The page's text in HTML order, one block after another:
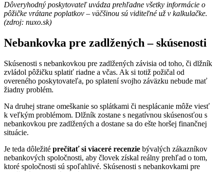
Dôveryhodný poskytovateľ uvádza prehľadne všetky informácie o
pôžičke vrátane poplatkov – väčšinou sú viditeľné už v kalkulačke.
(zdroj: nuxo.sk)
Nebankovka pre zadlžených – skúsenosti
Skúsenosti s nebankovkou pre zadlžených závisia od toho, či dlžník
zvládol pôžičku splatiť riadne a včas. Ak si totiž požičal od
overeného poskytovateľa, po splatení svojho záväzku nebude mať
žiadny problém.
Na druhej strane omeškanie so splátkami či nesplácanie môže viesť
k veľkým problémom. Dlžník zostane s negatívnou skúsenosťou s
nebankovkou pre zadlžených a dostane sa do ešte horšej finančnej
situácie.
Je teda dôležité prečítať si viaceré recenzie bývalých zákazníkov
nebankových spoločnosti, aby človek získal reálny prehľad o tom,
ktoré spoločnosti sú spoľahlivé. Skúsenosti s nebankovkami pre